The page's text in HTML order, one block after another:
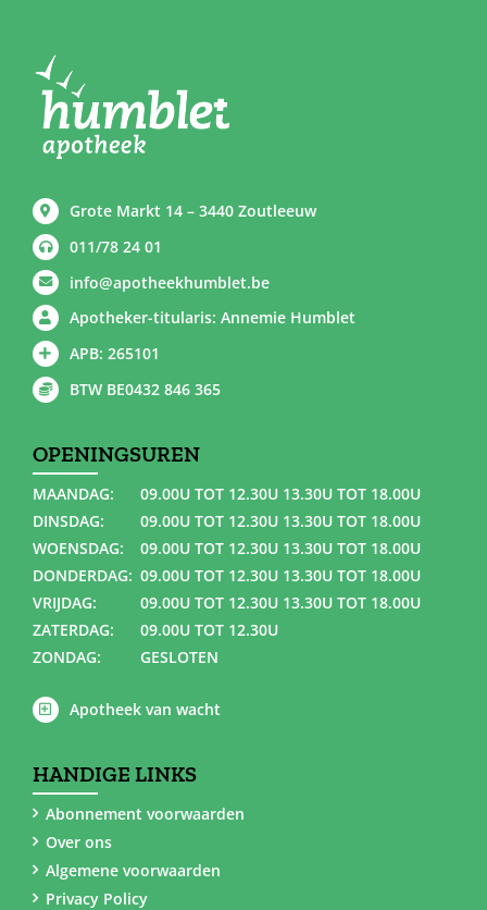
Grote Markt 14 – 3440 Zoutleeuw
011/78 24 01
info@apotheekhumblet.be
Apotheker-titularis: Annemie Humblet
APB: 265101
BTW BE0432 846 365
OPENINGSUREN
MAANDAG:
09.00U TOT 12.30U 13.30U TOT 18.00U
DINSDAG:
09.00U TOT 12.30U 13.30U TOT 18.00U
WOENSDAG:
09.00U TOT 12.30U 13.30U TOT 18.00U
DONDERDAG: 09.00U TOT 12.30U 13.30U TOT 18.00U
VRIJDAG:
09.00U TOT 12.30U 13.30U TOT 18.00U
ZATERDAG:
09.00U TOT 12.30U
ZONDAG:
GESLOTEN
Apotheek van wacht
HANDIGE LINKS
Abonnement voorwaarden
Over ons
Algemene voorwaarden
Privacy Policy